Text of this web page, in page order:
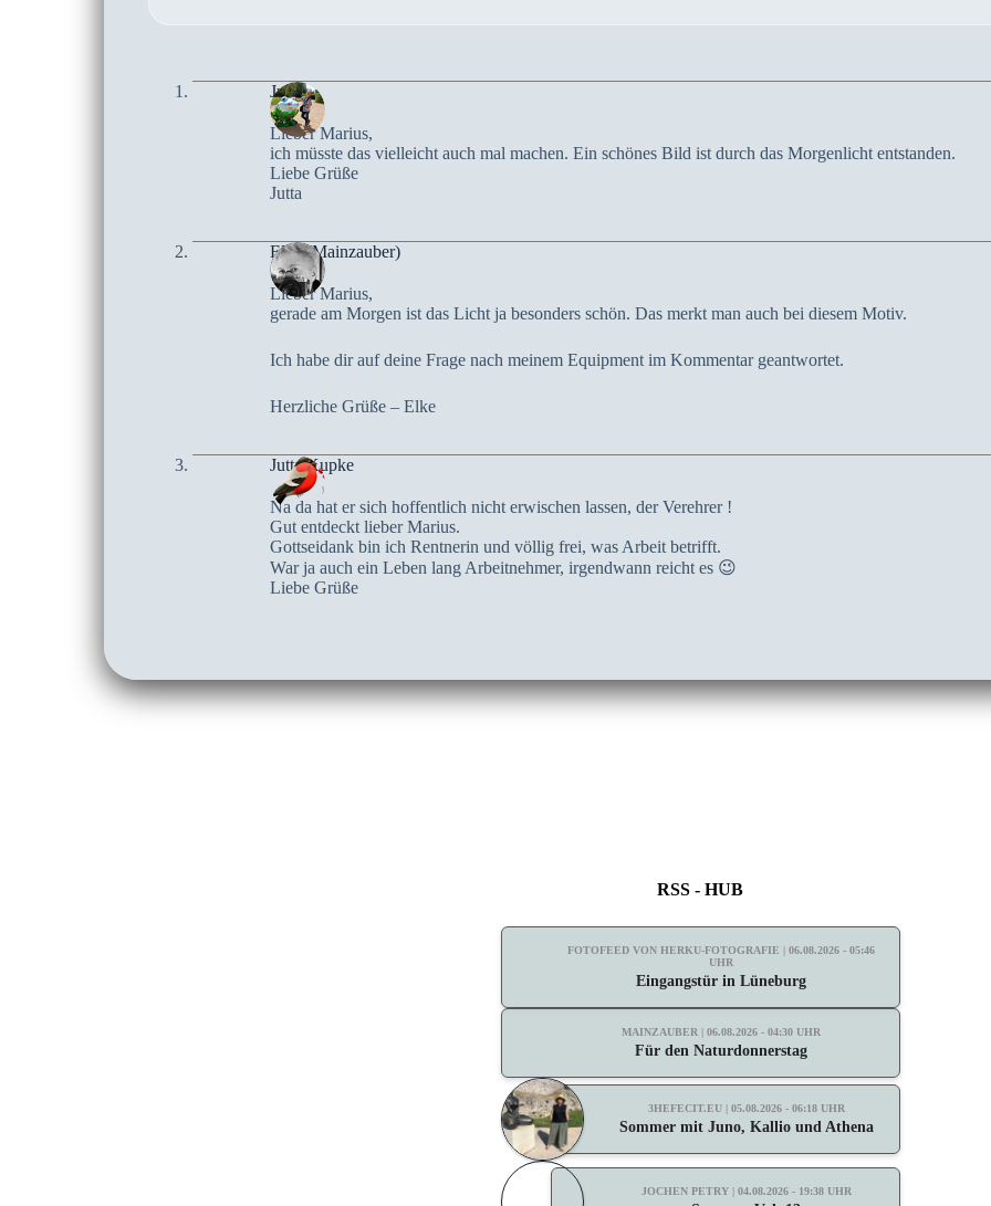
Jutta
Lieber Marius,
ich müsste das vielleicht auch mal machen. Ein schönes Bild ist durch das Morgenlicht entstanden.
Liebe Grüße
Jutta
Elke (Mainzauber)
Lieber Marius,
gerade am Morgen ist das Licht ja besonders schön. Das merkt man auch bei diesem Motiv.
Ich habe dir auf deine Frage nach meinem Equipment im Kommentar geantwortet.
Herzliche Grüße – Elke
Jutta Kupke
Na da hat er sich hoffentlich nicht erwischen lassen, der Verehrer !
Gut entdeckt lieber Marius.
Gottseidank bin ich Rentnerin und völlig frei, was Arbeit betrifft.
War ja auch ein Leben lang Arbeitnehmer, irgendwann reicht es 😉
Liebe Grüße
RSS - HUB
FOTOFEED VON HERKU-FOTOGRAFIE | 06.08.2026 - 05:46
UHR
Eingangstür in Lüneburg
MAINZAUBER | 06.08.2026 - 04:30 UHR
Für den Naturdonnerstag
3HEFECIT.EU | 05.08.2026 - 06:18 UHR
Sommer mit Juno, Kallio und Athena
JOCHEN PETRY | 04.08.2026 - 19:38 UHR